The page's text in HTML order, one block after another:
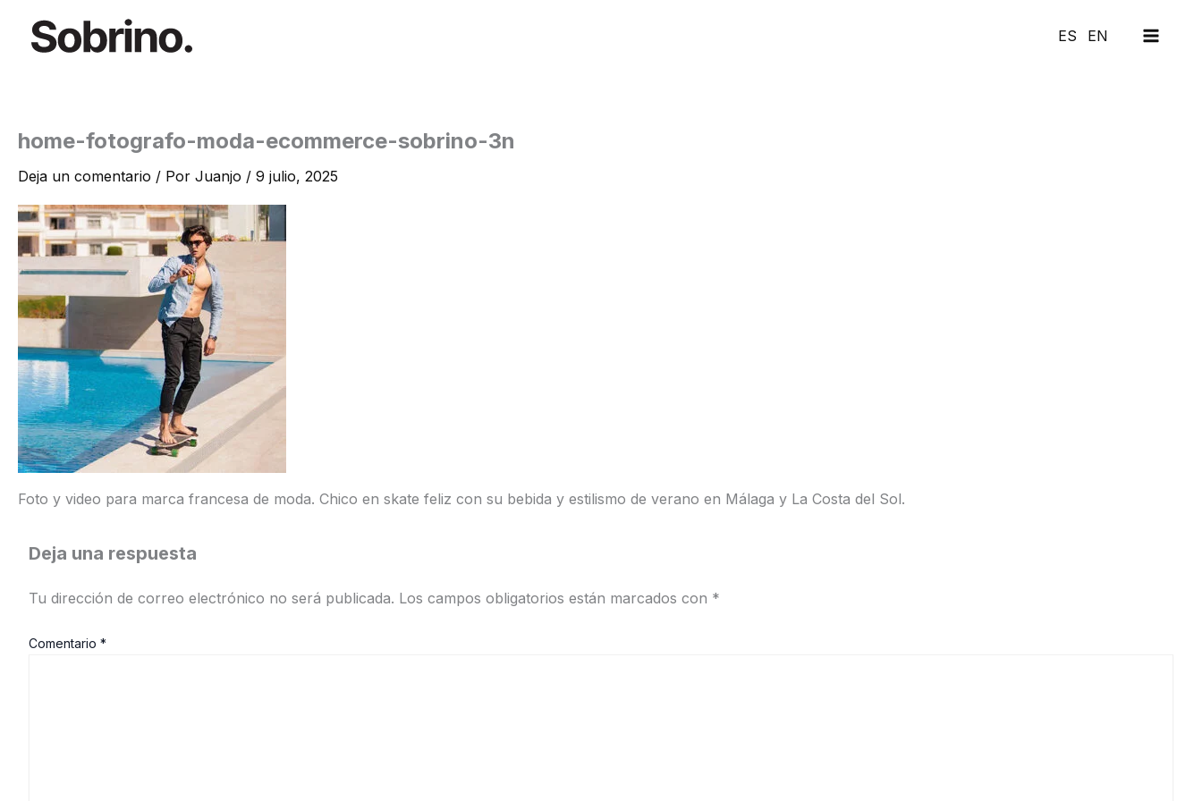
contenido
ES EN
home-fotografo-moda-ecommerce-sobrino-3n
Deja un comentario / Por Juanjo / 9 julio, 2025
Foto y video para marca francesa de moda. Chico en skate feliz con su bebida y estilismo de verano en Málaga y La Costa del Sol.
Deja una respuesta
Tu dirección de correo electrónico no será publicada. Los campos obligatorios están marcados con *
Comentario *